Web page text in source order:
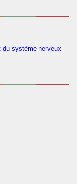
du système nerveux